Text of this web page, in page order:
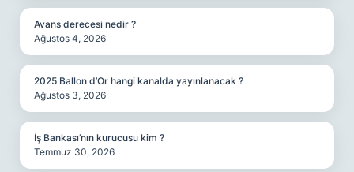
Avans derecesi nedir ?
Ağustos 4, 2026
2025 Ballon d’Or hangi kanalda yayınlanacak ?
Ağustos 3, 2026
İş Bankası’nın kurucusu kim ?
Temmuz 30, 2026